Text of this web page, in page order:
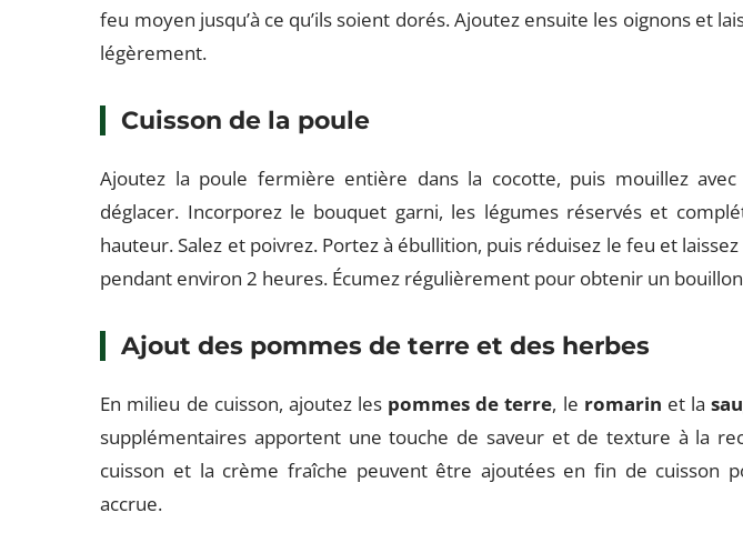
feu moyen jusqu’à ce qu’ils soient dorés. Ajoutez ensuite les oignons et
légèrement.
Cuisson de la poule
Ajoutez la poule fermière entière dans la cocotte, puis mouillez
déglacer. Incorporez le bouquet garni, les légumes réservés et
hauteur. Salez et poivrez. Portez à ébullition, puis réduisez le feu et
pendant environ 2 heures. Écumez régulièrement pour obtenir un
Ajout des pommes de terre et des herbes
En milieu de cuisson, ajoutez les pommes de terre, le romarin et la
supplémentaires apportent une touche de saveur et de texture à la
cuisson et la crème fraîche peuvent être ajoutées en fin de cuisson
accrue.